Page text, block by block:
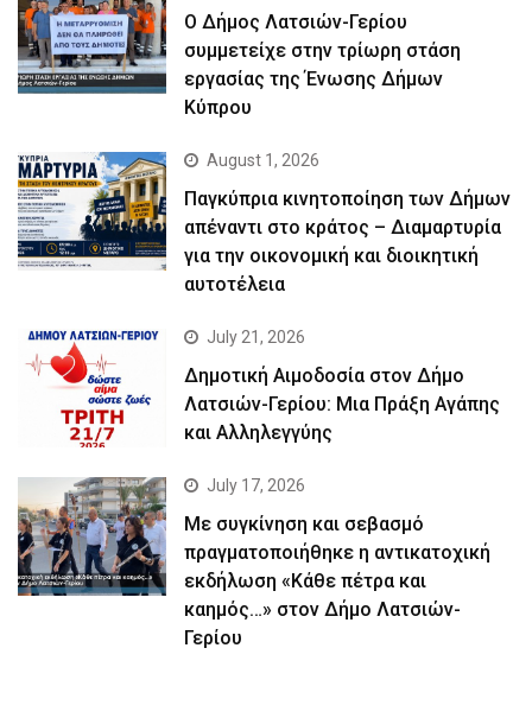
Ο Δήμος Λατσιών-Γερίου
συμμετείχε στην τρίωρη στάση
εργασίας της Ένωσης Δήμων
Κύπρου
August 1, 2026
Παγκύπρια κινητοποίηση των Δήμων
απέναντι στο κράτος – Διαμαρτυρία
για την οικονομική και διοικητική
αυτοτέλεια
July 21, 2026
Δημοτική Αιμοδοσία στον Δήμο
Λατσιών-Γερίου: Μια Πράξη Αγάπης
και Αλληλεγγύης
July 17, 2026
Με συγκίνηση και σεβασμό
πραγματοποιήθηκε η αντικατοχική
εκδήλωση «Κάθε πέτρα και
καημός…» στον Δήμο Λατσιών-
Γερίου